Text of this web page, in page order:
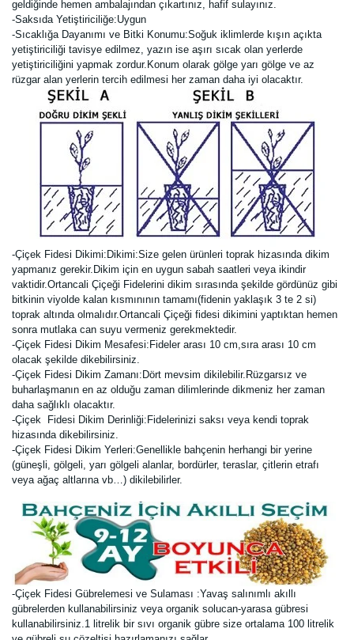
geldiğinde hemen ambalajından çıkartınız, hafif sulayınız.
-Saksıda Yetiştiriciliğe:Uygun
-Sıcaklığa Dayanımı ve Bitki Konumu:Soğuk iklimlerde kışın açıkta
yetiştiriciliği tavisye edilmez, yazın ise aşırı sıcak olan yerlerde
yetiştiriciliğini yapmak zordur.Konum olarak gölge yarı gölge ve az
rüzgar alan yerlerin tercih edilmesi her zaman daha iyi olacaktır.
-Çiçek Fidesi Dikimi: Dikimi:Size gelen ürünleri toprak hizasında dikim
yapmanız gerekir.Dikim için en uygun sabah saatleri veya ikindir
vaktidir.Ortancali Çiçeği Fidelerini dikim sırasında şekilde gördünüz gibi
bitkinin viyolde kalan kısmınının tamamı(fidenin yaklaşık 3 te 2 si)
toprak altında olmalıdır.Ortancali Çiçeği fidesi dikimini yaptıktan hemen
sonra mutlaka can suyu vermeniz gerekmektedir.
-Çiçek Fidesi Dikim Mesafesi:Fideler arası 10 cm,sıra arası 10 cm
olacak şekilde dikebilirsiniz.
-Çiçek Fidesi Dikim Zamanı:Dört mevsim dikilebilir.Rüzgarsız ve
buharlaşmanın en az olduğu zaman dilimlerinde dikmeniz her zaman
daha sağlıklı olacaktır.
-Çiçek Fidesi Dikim Derinliği:Fidelerinizi saksı veya kendi toprak
hizasında dikebilirsiniz.
-Çiçek Fidesi Dikim Yerleri:Genellikle bahçenin herhangi bir yerine
(güneşli, gölgeli, yarı gölgeli alanlar, bordürler, teraslar, çitlerin etrafı
veya ağaç altlarına vb…) dikilebilirler.
-Çiçek Fidesi Gübrelemesi ve Sulaması :Yavaş salınımlı akıllı
gübrelerden kullanabilirsiniz veya organik solucan-yarasa gübresi
kullanabilirsiniz.1 litrelik bir sıvı organik gübre size ortalama 100 litrelik